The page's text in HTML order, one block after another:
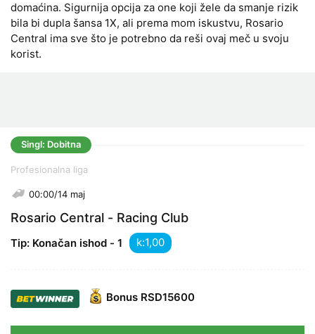
domaćina. Sigurnija opcija za one koji žele da smanje rizik
bila bi dupla šansa 1X, ali prema mom iskustvu, Rosario
Central ima sve što je potrebno da reši ovaj meč u svoju
korist.
Singl: Dobitna
Profesionalna liga
00:00/14 maj
Rosario Central - Racing Club
Tip: Konačan ishod - 1 k:
Bonus RSD15600